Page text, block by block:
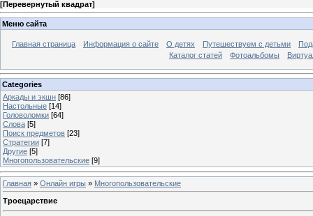
[Перевернутый квадрат]
Меню сайта
Главная страница Информация о сайте О детях Путешествуем с детьми
Каталог статей
Фотоальбомы
Categories
Аркады и экшн [86]
Настольные [14]
Головоломки [64]
Слова [5]
Поиск предметов [23]
Стратегии [7]
Другие [5]
Многопользовательские [9]
Главная » Онлайн игры » Многопользовательские
Троецарствие